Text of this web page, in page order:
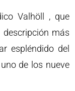
Valhöll , que
más
espléndido del
de los nueve